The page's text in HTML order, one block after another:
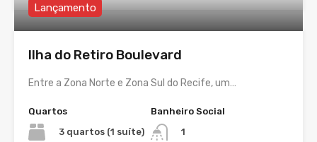
Lançamento
Ilha do Retiro Boulevard
Entre a Zona Norte e Zona Sul do Recife, um…
Quartos
3 quartos (1 suíte)
Banheiro Social
1